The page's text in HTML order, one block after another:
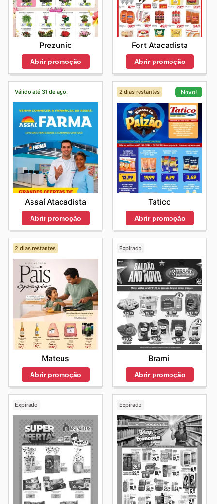
Prezunic
Abrir promoção
Fort Atacadista
Abrir promoção
Válido até 31 de ago.
Assaí Atacadista
Abrir promoção
2 dias restantes Novo!
Tatico
Abrir promoção
2 dias restantes
Mateus
Abrir promoção
Expirado
Bramil
Abrir promoção
Expirado Expirado